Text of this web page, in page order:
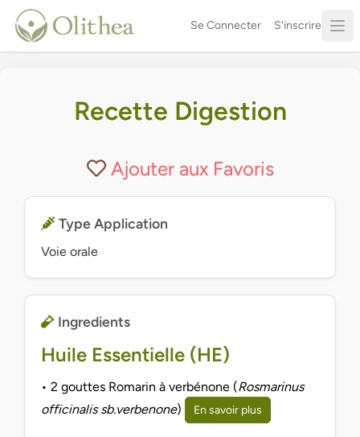
Se Connecter S'inscrire
Recette Digestion
Ajouter aux Favoris
Type Application
Voie orale
Ingredients
Huile Essentielle (HE)
• 2 gouttes Romarin à verbénone (Rosmarinus
officinalis sb.verbenone) En savoir plus